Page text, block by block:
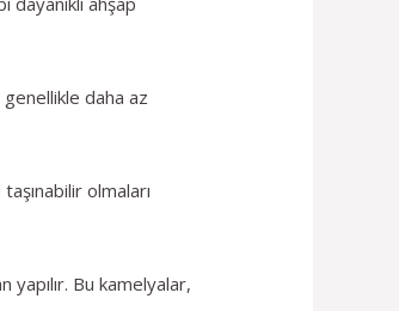
daha az
olmaları
Bu kamelyalar,